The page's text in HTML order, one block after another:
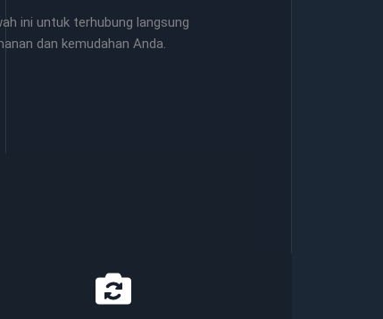
ini untuk terhubung langsung
dan kemudahan Anda.